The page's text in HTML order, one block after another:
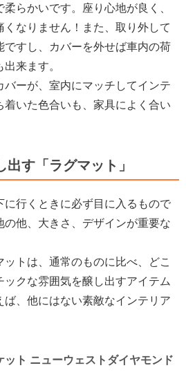
らかいです。座り心地が良く、
なりません！また、取り外して
ですし、カバーを外せば車内の荷
来ます。
ーが、室内にマッチしてインテ
着いた色合いも、家具によく合い
す「ラグマット」
に行くときに必ず目に入るもので
他、大きさ、デザインが重要な
トは、通常のものに比べ、どこ
クな雰囲気を醸し出すアイテム
ば、他にはない素敵なインテリア
ット ニューウェストダイヤモンド